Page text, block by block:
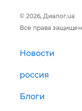
© 2026, Диалог.ua
Все права
Новости
россия
Блоги